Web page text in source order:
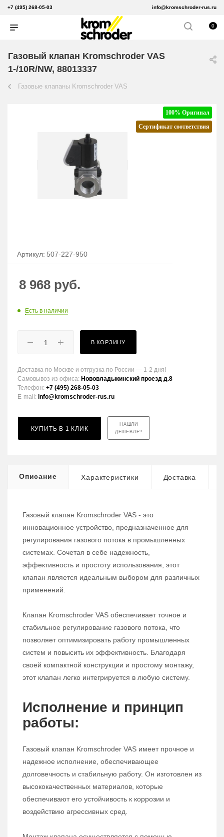
+7 (495) 268-05-03 info@kromschroder-rus.ru
0
Газовый клапан Kromschroder VAS
1-/10R/NW, 88013337
Газовые клапаны Kromschroder VAS
100% Оригинал
Сертификат соответствия
Артикул: 507-227-950
8 968 руб.
Есть в наличии
В КОРЗИНУ
Доставка по Москве и отгрузка по России — 1-2 дня!
Самовывоз из офиса: Нововладыкинский проезд д.8
Телефон: +7 (495) 268-05-03
E-mail: info@kromschroder-rus.ru
КУПИТЬ В 1 КЛИК
НАШЛИ
ДЕШЕВЛЕ?
Описание Характеристики Доставка
Газовый клапан Kromschroder VAS - это
инновационное устройство, предназначенное для
регулирования газового потока в промышленных
системах. Сочетая в себе надежность,
эффективность и простоту использования, этот
клапан является идеальным выбором для различных
применений.
Клапан Kromschroder VAS обеспечивает точное и
стабильное регулирование газового потока, что
позволяет оптимизировать работу промышленных
систем и повысить их эффективность. Благодаря
своей компактной конструкции и простому монтажу,
этот клапан легко интегрируется в любую систему.
Исполнение и принцип
работы:
Газовый клапан Kromschroder VAS имеет прочное и
надежное исполнение, обеспечивающее
долговечность и стабильную работу. Он изготовлен из
высококачественных материалов, которые
обеспечивают его устойчивость к коррозии и
воздействию агрессивных сред.